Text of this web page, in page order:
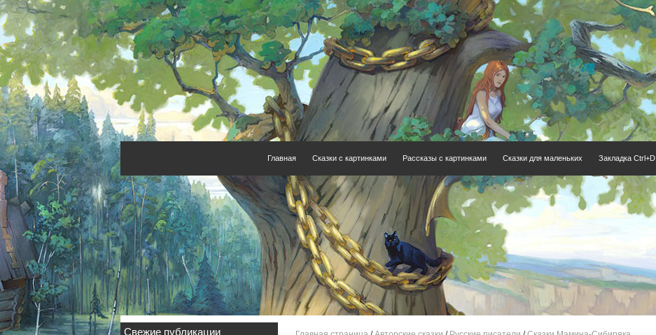
Главная Сказки с картинками Рассказы с картинками Сказки для маленьких Закладка Ctrl+D
Свежие публикации